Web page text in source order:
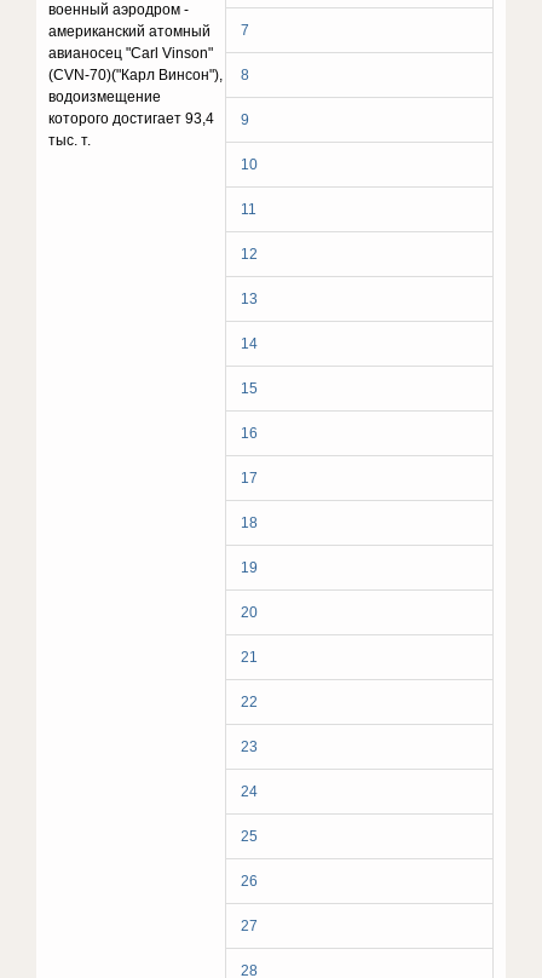
7
8
9
10
11
12
13
14
15
16
17
18
19
20
21
22
23
24
25
26
27
28
военный аэродром -
американский атомный
авианосец "Carl Vinson"
(CVN-70)("Карл Винсон"),
водоизмещение
которого достигает 93,4
тыс. т.